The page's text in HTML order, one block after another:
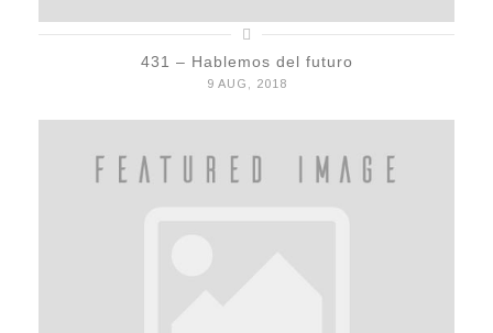
431 – Hablemos del futuro
9 AUG, 2018